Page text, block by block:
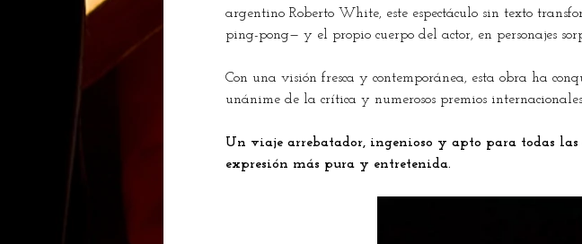
argentino Roberto White, este espectáculo sin texto
ping-pong— y el propio cuerpo del actor, en personajes
Con una visión fresca y contemporánea, esta obra ha
unánime de la crítica y numerosos premios
Un viaje arrebatador, ingenioso y apto para todas
expresión más pura y entretenida.